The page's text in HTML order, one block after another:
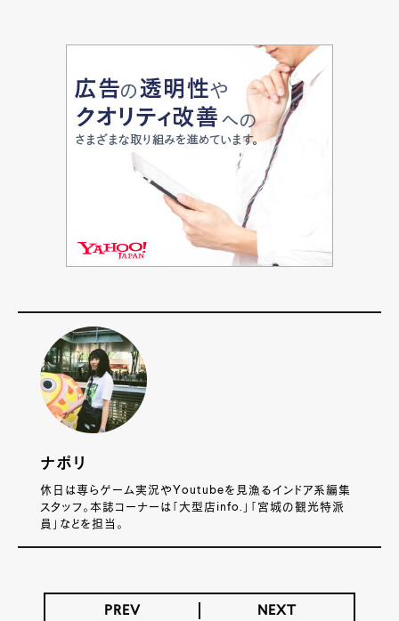
ナポリ
休日は専らゲーム実況やYoutubeを見漁るインドア系編集
スタッフ。本誌コーナーは「大型店info.」「宮城の観光特派
員」などを担当。
PREV NEXT